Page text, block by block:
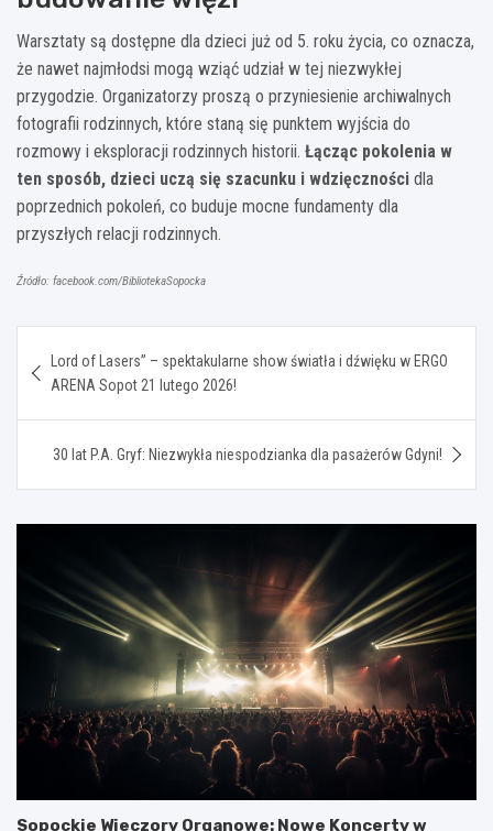
Warsztaty są dostępne dla dzieci już od 5. roku życia, co oznacza,
że nawet najmłodsi mogą wziąć udział w tej niezwykłej
przygodzie. Organizatorzy proszą o przyniesienie archiwalnych
fotografii rodzinnych, które staną się punktem wyjścia do
rozmowy i eksploracji rodzinnych historii. Łącząc pokolenia w
ten sposób, dzieci uczą się szacunku i wdzięczności dla
poprzednich pokoleń, co buduje mocne fundamenty dla
przyszłych relacji rodzinnych.
Źródło: facebook.com/BibliotekaSopocka
wpisu
Lord of Lasers” – spektakularne show światła i dźwięku w ERGO
ARENA Sopot 21 lutego 2026!
30 lat P.A. Gryf: Niezwykła niespodzianka dla pasażerów Gdyni!
Sopockie Wieczory Organowe: Nowe Koncerty w